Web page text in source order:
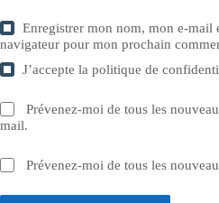
Enregistrer mon nom, mon e-mail
navigateur pour mon prochain
J’accepte lapolitique de
Prévenez-moi de tous les
mail.
Prévenez-moi de tous les